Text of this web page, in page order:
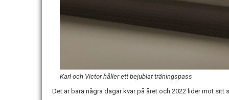
Karl och Victor håller ett bejublat träningspass
Det är bara några dagar kvar på året och 2022 lider mot sitt